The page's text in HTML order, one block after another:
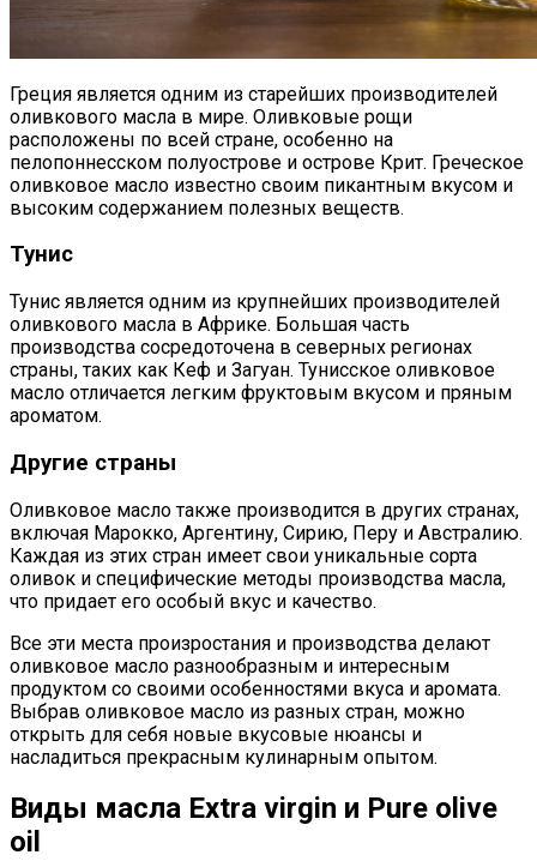
Греция является одним из старейших производителей
оливкового масла в мире. Оливковые рощи
расположены по всей стране, особенно на
пелопоннесском полуострове и острове Крит. Греческое
оливковое масло известно своим пикантным вкусом и
высоким содержанием полезных веществ.
Тунис
Тунис является одним из крупнейших производителей
оливкового масла в Африке. Большая часть
производства сосредоточена в северных регионах
страны, таких как Кеф и Загуан. Тунисское оливковое
масло отличается легким фруктовым вкусом и пряным
ароматом.
Другие страны
Оливковое масло также производится в других странах,
включая Марокко, Аргентину, Сирию, Перу и Австралию.
Каждая из этих стран имеет свои уникальные сорта
оливок и специфические методы производства масла,
что придает его особый вкус и качество.
Все эти места произростания и производства делают
оливковое масло разнообразным и интересным
продуктом со своими особенностями вкуса и аромата.
Выбрав оливковое масло из разных стран, можно
открыть для себя новые вкусовые нюансы и
насладиться прекрасным кулинарным опытом.
Виды масла Extra virgin и Pure olive
oil